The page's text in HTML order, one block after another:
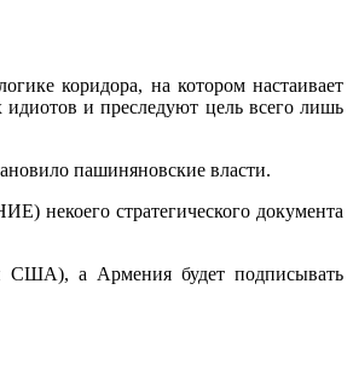
коридора, на котором настаивает
и преследуют цель всего лишь
пашиняновские власти.
стратегического документа
США), а Армения будет подписывать